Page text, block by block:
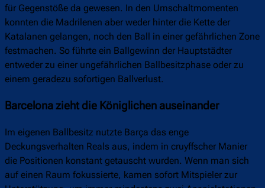
für Gegenstöße da gewesen. In den Umschaltmomenten
konnten die Madrilenen aber weder hinter die Kette der
Katalanen gelangen, noch den Ball in einer gefährlichen Zone
festmachen. So führte ein Ballgewinn der Hauptstädter
entweder zu einer ungefährlichen Ballbesitzphase oder zu
einem geradezu sofortigen Ballverlust.
Barcelona zieht die Königlichen auseinander
Im eigenen Ballbesitz nutzte Barça das enge
Deckungsverhalten Reals aus, indem in cruyffscher Manier
die Positionen konstant getauscht wurden. Wenn man sich
auf einen Raum fokussierte, kamen sofort Mitspieler zur